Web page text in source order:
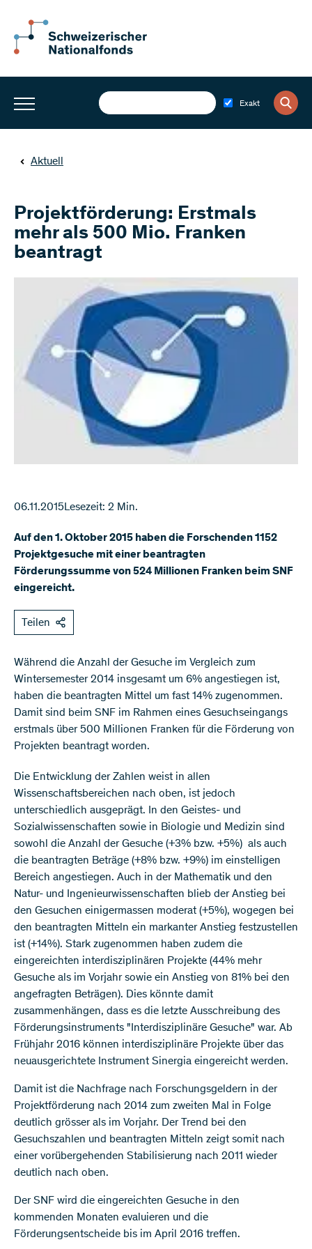
Exakt
Aktuell
Projektförderung: Erstmals
mehr als 500 Mio. Franken
beantragt
06.11.2015Lesezeit: 2 Min.
Auf den 1. Oktober 2015 haben die Forschenden 1152
Projektgesuche mit einer beantragten
Förderungssumme von 524 Millionen Franken beim SNF
eingereicht.
Teilen
Während die Anzahl der Gesuche im Vergleich zum
Wintersemester 2014 insgesamt um 6% angestiegen ist,
haben die beantragten Mittel um fast 14% zugenommen.
Damit sind beim SNF im Rahmen eines Gesuchseingangs
erstmals über 500 Millionen Franken für die Förderung von
Projekten beantragt worden.
Die Entwicklung der Zahlen weist in allen
Wissenschaftsbereichen nach oben, ist jedoch
unterschiedlich ausgeprägt. In den Geistes- und
Sozialwissenschaften sowie in Biologie und Medizin sind
sowohl die Anzahl der Gesuche (+3% bzw. +5%) als auch
die beantragten Beträge (+8% bzw. +9%) im einstelligen
Bereich angestiegen. Auch in der Mathematik und den
Natur- und Ingenieurwissenschaften blieb der Anstieg bei
den Gesuchen einigermassen moderat (+5%), wogegen bei
den beantragten Mitteln ein markanter Anstieg festzustellen
ist (+14%). Stark zugenommen haben zudem die
eingereichten interdisziplinären Projekte (44% mehr
Gesuche als im Vorjahr sowie ein Anstieg von 81% bei den
angefragten Beträgen). Dies könnte damit
zusammenhängen, dass es die letzte Ausschreibung des
Förderungsinstruments "Interdisziplinäre Gesuche" war. Ab
Frühjahr 2016 können interdisziplinäre Projekte über das
neuausgerichtete Instrument Sinergia eingereicht werden.
Damit ist die Nachfrage nach Forschungsgeldern in der
Projektförderung nach 2014 zum zweiten Mal in Folge
deutlich grösser als im Vorjahr. Der Trend bei den
Gesuchszahlen und beantragten Mitteln zeigt somit nach
einer vorübergehenden Stabilisierung nach 2011 wieder
deutlich nach oben.
Der SNF wird die eingereichten Gesuche in den
kommenden Monaten evaluieren und die
Förderungsentscheide bis im April 2016 treffen.